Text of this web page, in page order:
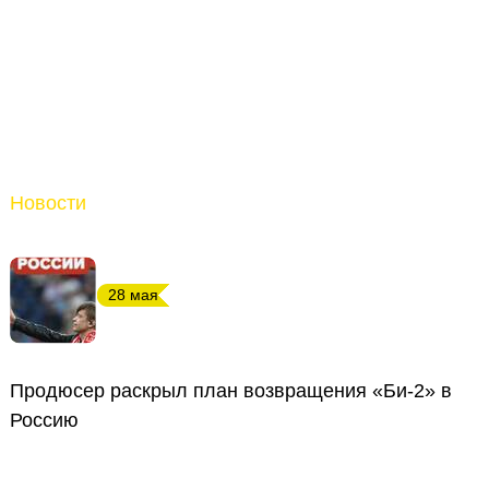
Новости
28 мая
Продюсер раскрыл план возвращения «Би-2» в
Россию